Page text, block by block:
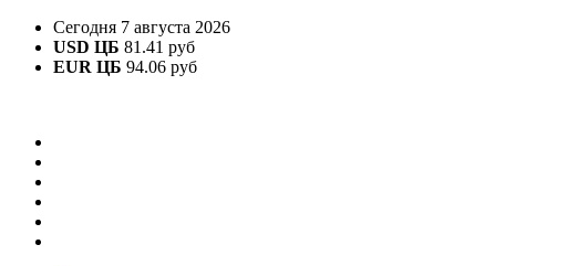
Сегодня 7 августа 2026
USD ЦБ 81.41 руб
EUR ЦБ 94.06 руб